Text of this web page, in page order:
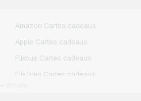
Amazon Cartes cadeaux
Apple Cartes cadeaux
Flixbus Cartes cadeaux
FlixTrain Cartes cadeaux